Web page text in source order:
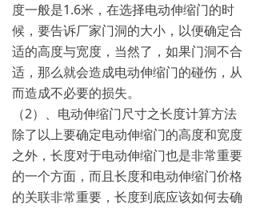
度一般是1.6米，在选择电动伸缩门的时
候，要告诉厂家门洞的大小，以便确定合
适的高度与宽度，当然了，如果门洞不合
适，那么就会造成电动伸缩门的碰伤，从
而造成不必要的损失。
（2）、电动伸缩门尺寸之长度计算方法
除了以上要确定电动伸缩门的高度和宽度
之外，长度对于电动伸缩门也是非常重要
的一个方面，而且长度和电动伸缩门价格
的关联非常重要，长度到底应该如何去确